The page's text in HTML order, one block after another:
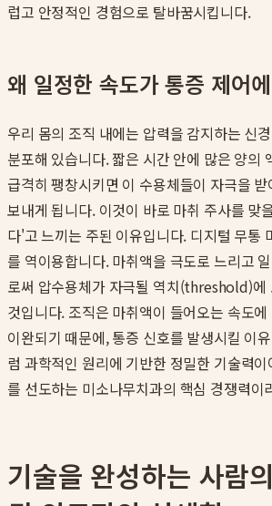
럽고 안정적인 경험으로 탈바꿈시킵니다.
왜 일정한 속도가 통증 제어
우리 몸의 조직 내에는 압력을 감지하는 신
분포해 있습니다. 짧은 시간 안에 많은 양의
급격히 팽창시키면 이 수용체들이 자극을
보내게 됩니다. 이것이 바로 마취 주사를 맞
다'고 느끼는 주된 이유입니다. 디지털 무통
를 역이용합니다. 마취액을 극도로 느리고
로써 압수용체가 자극될 역치(threshold)에
것입니다. 조직은 마취액이 들어오는 속도
이완되기 때문에, 통증 신호를 발생시킬 이
럼 과학적인 원리에 기반한 정밀한 기술력이
를 선도하는 미소나무치과의 핵심 경쟁력이
기술을 완성하는 사람